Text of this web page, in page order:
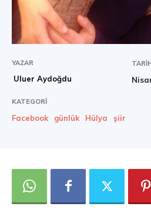
YAZAR
Uluer Aydoğdu
KATEGORI
Facebook günlük Hülya şiir